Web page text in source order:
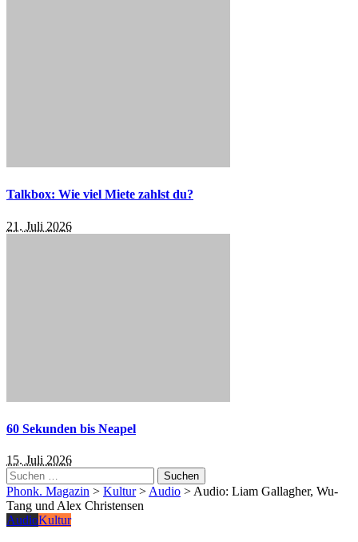
Talkbox: Wie viel Miete zahlst du?
21. Juli 2026
60 Sekunden bis Neapel
15. Juli 2026
Suchen
nach:
Phonk. Magazin > Kultur> Audio > Audio: Liam Gallagher, Wu-
Tang und Alex Christensen
AudioKultur